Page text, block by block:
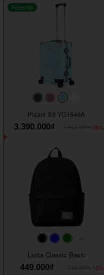
#40454a#b76e79
#9ad8e7
Freeship
Pisani X9 YG1849A
3.390.000₫
-26%
#faf0e6
#000000#0000FF#008000
+1
Larita Classic Basic
449.000₫
-13%